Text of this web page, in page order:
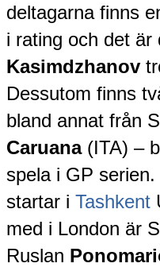
Elit: IM Michael Wiedenkeller, IM
Lindberg, FM Joar Östlund, FM
Östlund som är en starkt
Schacksnack har inlett det nya
talet och där det på förhand är
deltagarna finns
i rating och det
Kasimdzhanov
Dessutom finns
bland annat från
Caruana (ITA) –
spela i GP
startar i Tashkent
med i London är
Ruslan